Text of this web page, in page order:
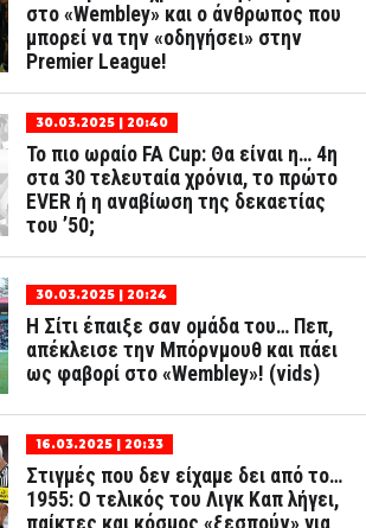
στο «Wembley» και ο άνθρωπος που
μπορεί να την «οδηγήσει» στην
Premier League!
30.03.2025 | 20:40
Το πιο ωραίο FA Cup: Θα είναι η… 4η
στα 30 τελευταία χρόνια, το πρώτο
EVER ή η αναβίωση της δεκαετίας
του ’50;
30.03.2025 | 20:24
Η Σίτι έπαιξε σαν ομάδα του… Πεπ,
απέκλεισε την Μπόρνμουθ και πάει
ως φαβορί στο «Wembley»! (vids)
16.03.2025 | 20:33
Στιγμές που δεν είχαμε δει από το…
1955: Ο τελικός του Λιγκ Καπ λήγει,
παίκτες και κόσμος «ξεσπούν» για